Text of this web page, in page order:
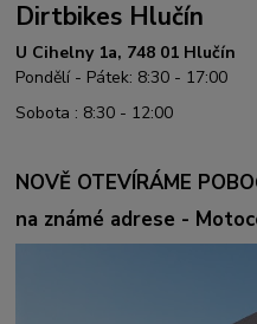
Dirtbikes Hlučín
U Cihelny 1a, 748 01 Hlučín
Pondělí - Pátek: 8:30 - 17:00
Sobota : 8:30 - 12:00
NOVĚ OTEVÍRÁME
na známé adrese -